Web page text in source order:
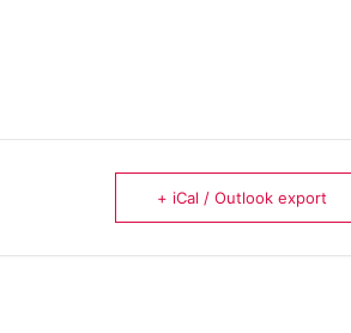
+ iCal / Outlook export